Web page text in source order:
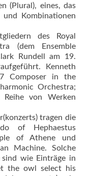
(Plural), eines, das
und Kombinationen
des Royal
(dem Ensemble
Rundell am 19.
Kenneth
Composer in the
Orchestra;
von Werken
tragen die
of Hephaestus
of Athene und
Machine. Solche
sind wie Einträge in
the owl select his